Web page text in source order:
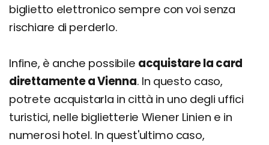
biglietto elettronico sempre con voi senza
rischiare di perderlo.
Infine, è anche possibile acquistare la card
direttamente a Vienna. In questo caso,
potrete acquistarla in città in uno degli uffici
turistici, nelle biglietterie Wiener Linien e in
numerosi hotel. In quest'ultimo caso,